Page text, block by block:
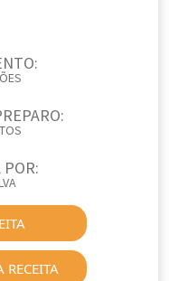
POR:
RECEITA